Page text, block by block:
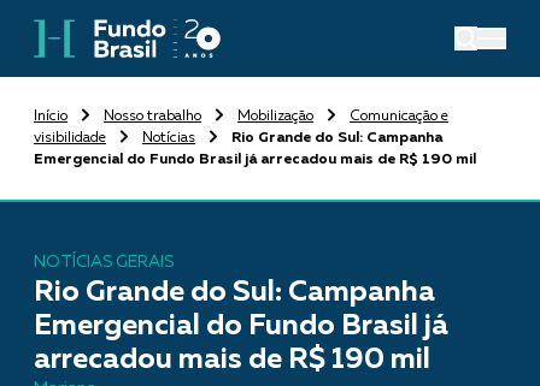
Início Nosso trabalho Mobilização
Comunicação e
visibilidade
Notícias
Rio Grande do Sul: Campanha
Emergencial do Fundo Brasil já arrecadou mais de R$ 190 mil
NOTÍCIAS GERAIS
Rio Grande do Sul: Campanha
Emergencial do Fundo Brasil já
arrecadou mais de R$ 190 mil